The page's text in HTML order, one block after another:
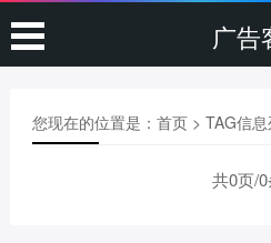
广告
您现在的位置是： 首页> TAG信息
共0页/